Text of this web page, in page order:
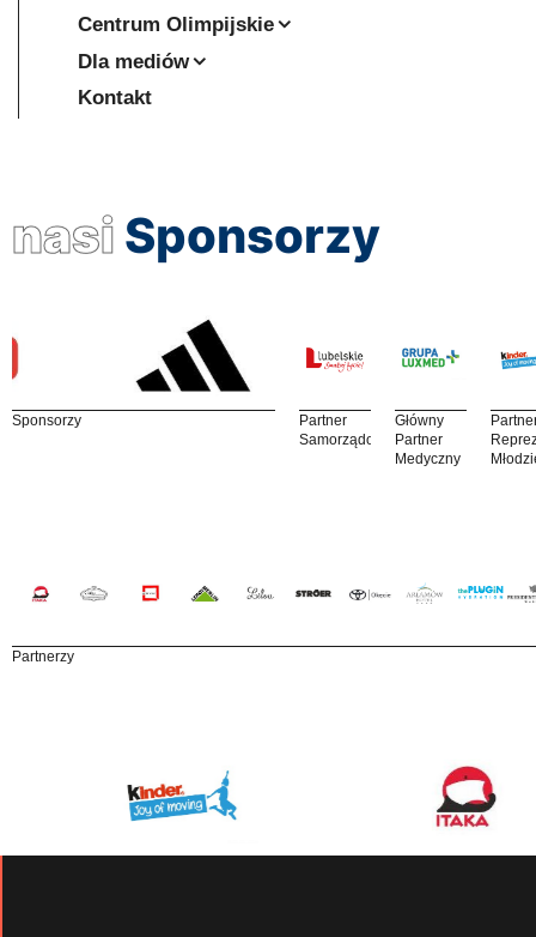
Centrum Olimpijskie
Dla mediów
Kontakt
nasi Sponsorzy
Sponsorzy
Partner
Samorządowy
Główny
Partner
Medyczny
Partnerzy